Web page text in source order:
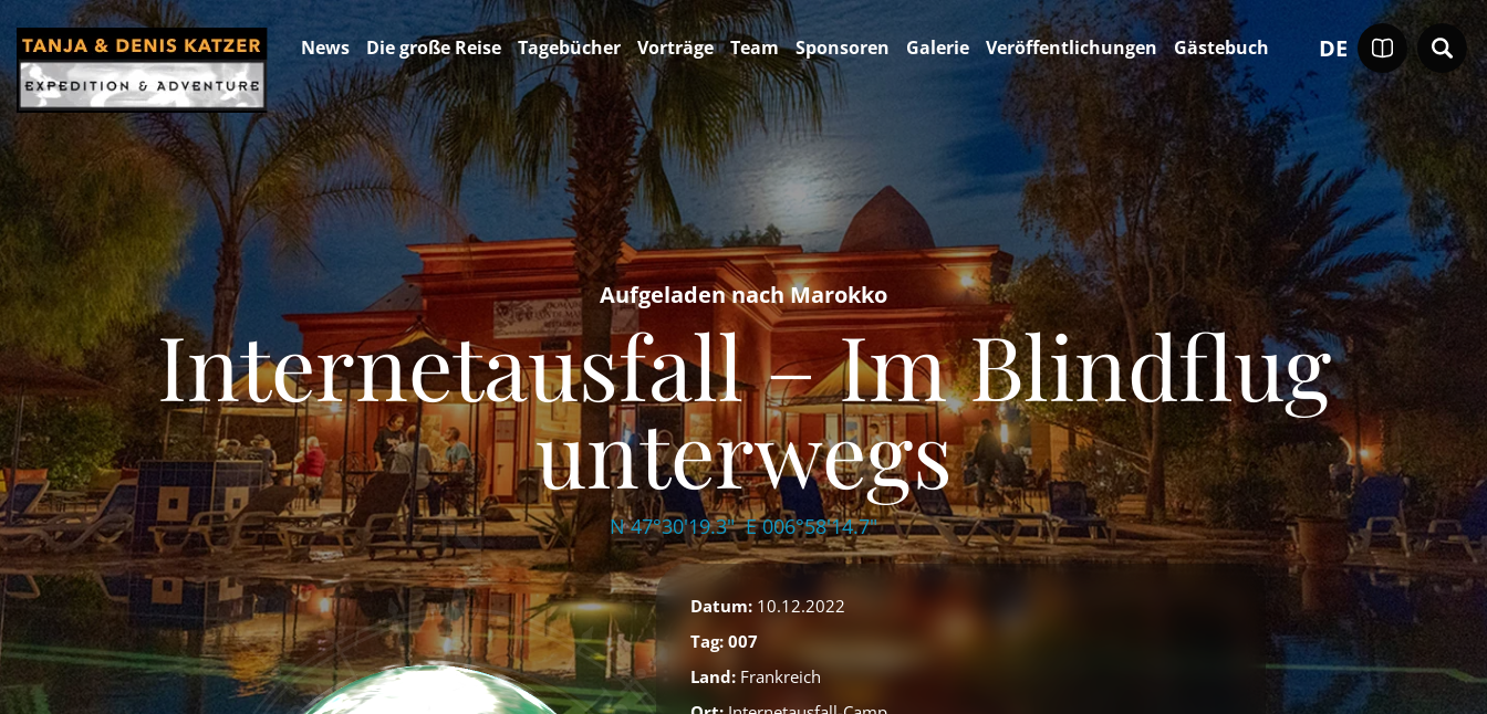
DE
News Die große Reise Tagebücher Vorträge Team Sponsoren Galerie Veröffentlichungen Gästebuch
Aufgeladen nach Marokko
Internetausfall – Im Blindflug
unterwegs
N 47°30'19.3" E 006°58'14.7"
Datum: 10.12.2022
Tag: 007
Land: Frankreich